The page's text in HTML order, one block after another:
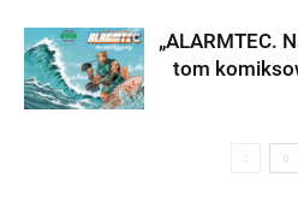
„ALARMTEC.
tom